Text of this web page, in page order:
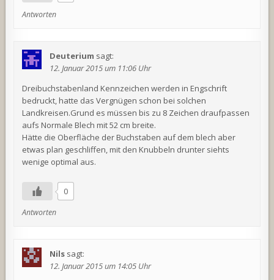
Antworten
Deuterium sagt:
12. Januar 2015 um 11:06 Uhr
Dreibuchstabenland Kennzeichen werden in Engschrift
bedruckt, hatte das Vergnügen schon bei solchen
Landkreisen.Grund es müssen bis zu 8 Zeichen draufpassen
aufs Normale Blech mit 52 cm breite.
Hätte die Oberfläche der Buchstaben auf dem blech aber
etwas plan geschliffen, mit den Knubbeln drunter siehts
wenige optimal aus.
0
Antworten
Nils sagt:
12. Januar 2015 um 14:05 Uhr